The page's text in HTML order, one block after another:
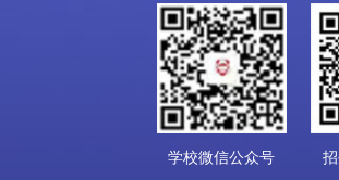
学校微信公众号